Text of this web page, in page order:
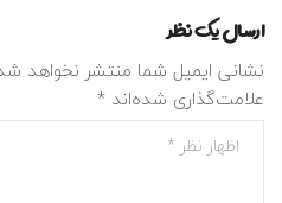
ارسال یک نظر
نشانی ایمیل شما منتشر نخواهد
علامت‌گذاری شده‌اند *